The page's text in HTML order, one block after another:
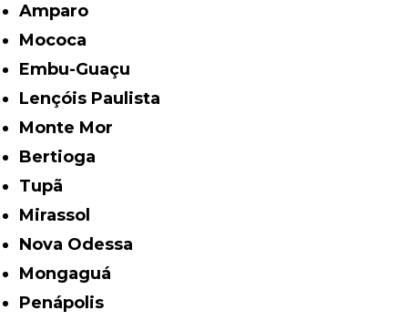
Amparo
Mococa
Embu-Guaçu
Lençóis Paulista
Monte Mor
Bertioga
Tupã
Mirassol
Nova Odessa
Mongaguá
Penápolis